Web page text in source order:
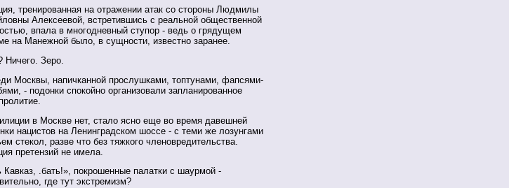
тренированная на отражении атак со стороны Людмилы
Алексеевой, встретившись с реальной общественной
впала в многодневный ступор - ведь о грядущем
на Манежной было, в сущности, известно заранее.
Ничего. Зеро.
Москвы, напичканной прослушками, топтунами, фапсями-
- подонки спокойно организовали запланированное
в Москве нет, стало ясно еще во время давешней
нацистов на Ленинградском шоссе - с теми же лозунгами
стекол, разве что без тяжкого членовредительства.
претензий не имела.
Кавказ, .бать!», покрошенные палатки с шаурмой -
где тут экстремизм?